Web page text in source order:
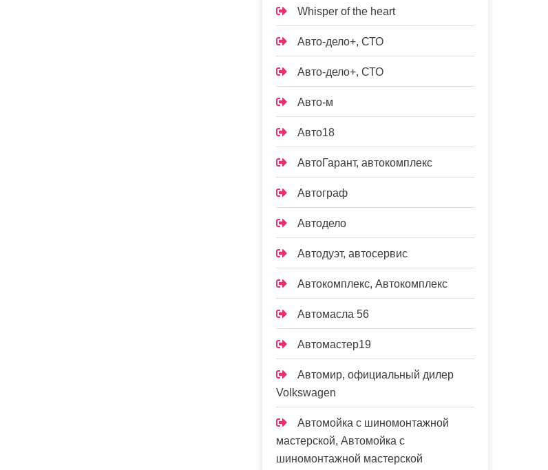
Whisper of the heart
Авто-дело+, СТО
Авто-дело+, СТО
Авто-м
Авто18
АвтоГарант, автокомплекс
Автограф
Автодело
Автодуэт, автосервис
Автокомплекс, Автокомплекс
Автомасла 56
Автомастер19
Автомир, официальный дилер
Volkswagen
Автомойка с шиномонтажной
мастерской, Автомойка с
шиномонтажной мастерской